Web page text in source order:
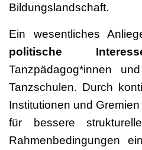
Bildungslandschaft.
Ein wesentliches
politische
Tanzpädagog*innen
Tanzschulen. Durch
Institutionen und
für bessere
Rahmenbedingungen